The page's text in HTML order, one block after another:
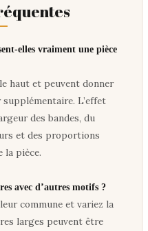
elles vraiment une pièce
haut et peuvent donner
L’effet
des bandes, du
et des proportions
la pièce.
avec d’autres motifs ?
commune et variez la
larges peuvent être